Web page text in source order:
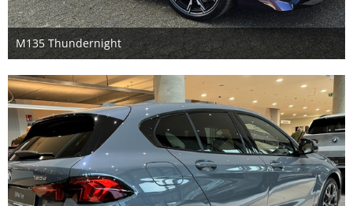
M135 Thundernight
29. März 2025